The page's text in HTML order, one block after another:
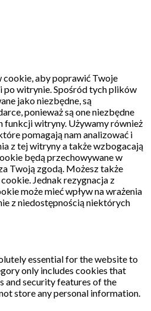
aby poprawić Twoje
po witrynie.Spośród tych plików
jako niezbędne, są
ponieważ są one niezbędne
funkcji witryny. Używamy również
pomagają nam analizować i
z tej witryny a także wzbogacają
będą przechowywane w
Twoją zgodą. Możesz także
Jednak rezygnacja z
może mieć wpływ na wrażenia
z niedostępnością niektórych
essential for the website to
only includes cookies that
and security features of the
store any personal information.